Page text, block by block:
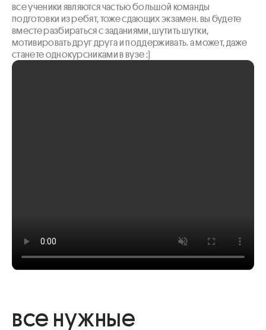
все ученики являются частью большой команды
подготовки из ребят, тоже сдающих экзамен. вы будете
вместе разбираться с заданиями, шутить шутки,
мотивировать друг друга и поддерживать. а может, даже
станете однокурсниками в вузе :)
все нужные